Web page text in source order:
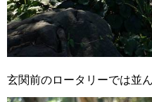
玄関前のロータリーでは並